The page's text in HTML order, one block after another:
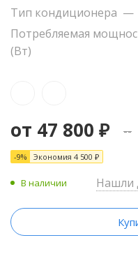
Тип кондиционера —
Потребляемая
(Вт)
от 47 800 ₽ --
-9% Экономия 4 500 ₽
В наличии Нашли